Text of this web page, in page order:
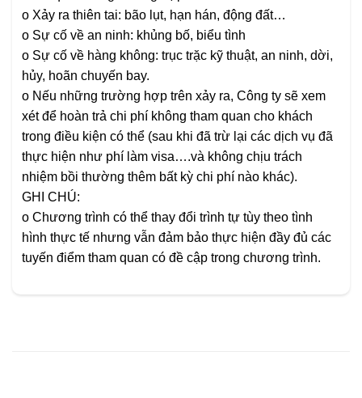
o Xảy ra thiên tai: bão lụt, hạn hán, động đất…
o Sự cố về an ninh: khủng bố, biểu tình
o Sự cố về hàng không: trục trặc kỹ thuật, an ninh, dời,
hủy, hoãn chuyến bay.
o Nếu những trường hợp trên xảy ra, Công ty sẽ xem
xét để hoàn trả chi phí không tham quan cho khách
trong điều kiện có thể (sau khi đã trừ lại các dịch vụ đã
thực hiện như phí làm visa….và không chịu trách
nhiệm bồi thường thêm bất kỳ chi phí nào khác).
GHI CHÚ:
o Chương trình có thể thay đổi trình tự tùy theo tình
hình thực tế nhưng vẫn đảm bảo thực hiện đầy đủ các
tuyến điểm tham quan có đề cập trong chương trình.